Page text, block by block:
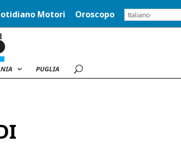
Motori Oroscopo
PUGLIA